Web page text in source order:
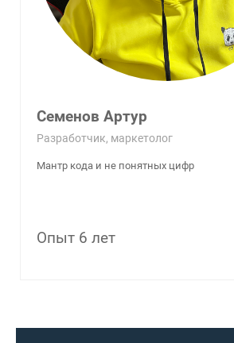
Семенов Артур
Разработчик, маркетолог
Мантр кода и не понятных цифр
Опыт 6 лет